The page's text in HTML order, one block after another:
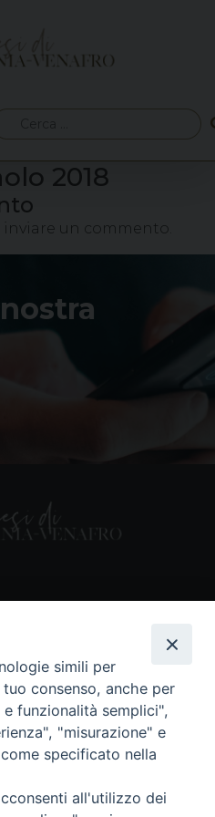
per:
2018
inviare un commento.
social
simili per
consenso, anche per
funzionalità semplici",
"misurazione" e
specificato nella
all'utilizzo dei